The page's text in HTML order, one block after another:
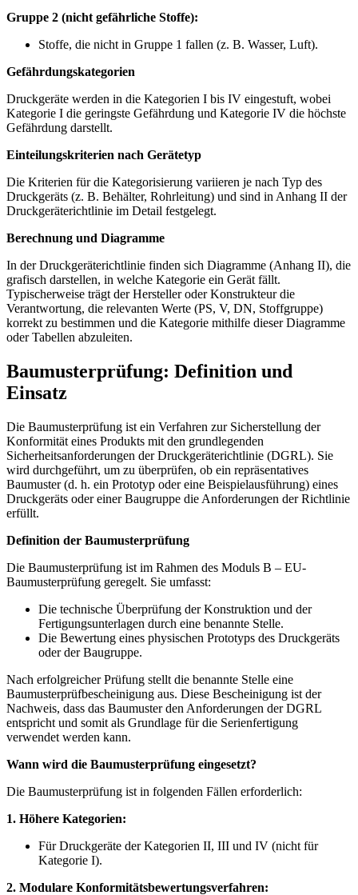
Gruppe 2 (nicht gefährliche Stoffe):
Stoffe, die nicht in Gruppe 1 fallen (z. B. Wasser, Luft).
Gefährdungskategorien
Druckgeräte werden in die Kategorien I bis IV eingestuft, wobei
Kategorie I die geringste Gefährdung und Kategorie IV die höchste
Gefährdung darstellt.
Einteilungskriterien nach Gerätetyp
Die Kriterien für die Kategorisierung variieren je nach Typ des
Druckgeräts (z. B. Behälter, Rohrleitung) und sind in Anhang II der
Druckgeräterichtlinie im Detail festgelegt.
Berechnung und Diagramme
In der Druckgeräterichtlinie finden sich Diagramme (Anhang II), die
grafisch darstellen, in welche Kategorie ein Gerät fällt.
Typischerweise trägt der Hersteller oder Konstrukteur die
Verantwortung, die relevanten Werte (PS, V, DN, Stoffgruppe)
korrekt zu bestimmen und die Kategorie mithilfe dieser Diagramme
oder Tabellen abzuleiten.
Baumusterprüfung: Definition und
Einsatz
Die Baumusterprüfung ist ein Verfahren zur Sicherstellung der
Konformität eines Produkts mit den grundlegenden
Sicherheitsanforderungen der Druckgeräterichtlinie (DGRL). Sie
wird durchgeführt, um zu überprüfen, ob ein repräsentatives
Baumuster (d. h. ein Prototyp oder eine Beispielausführung) eines
Druckgeräts oder einer Baugruppe die Anforderungen der Richtlinie
erfüllt.
Definition der Baumusterprüfung
Die Baumusterprüfung ist im Rahmen des Moduls B – EU-
Baumusterprüfung geregelt. Sie umfasst:
Die technische Überprüfung der Konstruktion und der
Fertigungsunterlagen durch eine benannte Stelle.
Die Bewertung eines physischen Prototyps des Druckgeräts
oder der Baugruppe.
Nach erfolgreicher Prüfung stellt die benannte Stelle eine
Baumusterprüfbescheinigung aus. Diese Bescheinigung ist der
Nachweis, dass das Baumuster den Anforderungen der DGRL
entspricht und somit als Grundlage für die Serienfertigung
verwendet werden kann.
Wann wird die Baumusterprüfung eingesetzt?
Die Baumusterprüfung ist in folgenden Fällen erforderlich:
1. Höhere Kategorien:
Für Druckgeräte der Kategorien II, III und IV (nicht für
Kategorie I).
2. Modulare Konformitätsbewertungsverfahren: